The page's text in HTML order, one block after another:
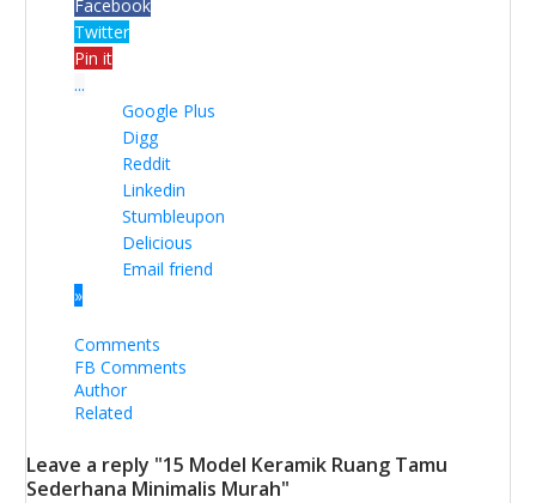
Facebook
Twitter
Pin it
...
Google Plus
Digg
Reddit
Linkedin
Stumbleupon
Delicious
Email friend
»
Comments
FB Comments
Author
Related
Leave a reply "15 Model Keramik Ruang Tamu
Sederhana Minimalis Murah"